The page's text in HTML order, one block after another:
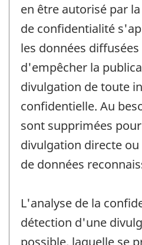
en être autorisé par
de confidentialité
les données
d'empêcher la
divulgation de toute
confidentielle. Au
sont supprimées
divulgation directe
de données
L'analyse de la
détection d'une
possible, laquelle se